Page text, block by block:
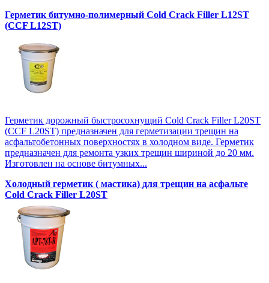
Герметик битумно-полимерный Cold Crack Filler L12SТ
(CCF L12SТ)
Герметик дорожный быстросохнущий Cold Crack Filler L20SТ
(CCF L20SТ) предназначен для герметизации трещин на
асфальтобетонных поверхностях в холодном виде. Герметик
предназначен для ремонта узких трещин шириной до 20 мм.
Изготовлен на основе битумных...
Холодный герметик ( мастика) для трещин на асфальте
Cold Crack Filler L20SТ